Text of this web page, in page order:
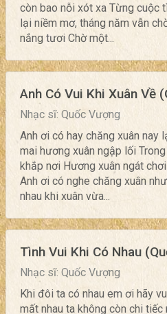
còn bao nỗi xót xa Từng cuộc
lại niềm mơ, tháng năm vẫn
nắng tươi Chờ một...
Anh Có Vui Khi Xuân Về
Nhạc sĩ: Quốc Vượng
Anh ơi có hay chăng xuân nay
mai hương xuân ngập lối
khắp nơi Hương xuân ngát
Anh ơi có nghe chăng xuân
nhau khi xuân vừa...
Tình Vui Khi Có Nhau
Nhạc sĩ: Quốc Vượng
Khi đôi ta có nhau em ơi hãy
mất nhau ta không còn chi tiếc